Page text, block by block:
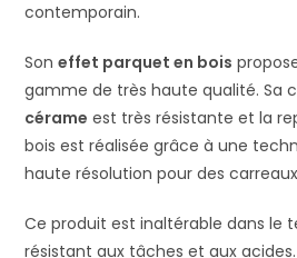
contemporain.
Soneffet parquet en bois
gamme de très haute qualité. Sa
cérame est très résistante et la
bois est réalisée grâce à une
haute résolution pour des
Ce produit est inaltérable dans le
résistant aux tâches et aux acides.